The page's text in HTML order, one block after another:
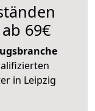
69€
in Leipzig